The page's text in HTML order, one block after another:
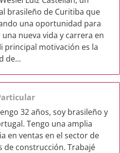
brasileño de Curitiba que
una oportunidad para
nueva vida y carrera en
principal motivación es la
de...
32 años, soy brasileño y
Tengo una amplia
en ventas en el sector de
de construcción. Trabajé